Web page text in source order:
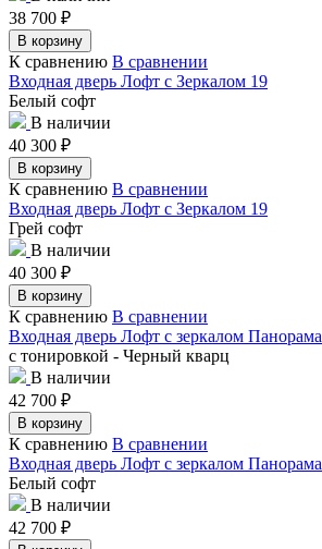
38 700 ₽
В корзину
К сравнению В сравнении
Входная дверь Лофт с Зеркалом 19
Белый софт
В наличии
40 300 ₽
В корзину
К сравнению В сравнении
Входная дверь Лофт с Зеркалом 19
Грей софт
В наличии
40 300 ₽
В корзину
К сравнению В сравнении
Входная дверь Лофт с зеркалом Панорама
с тонировкой - Черный кварц
В наличии
42 700 ₽
В корзину
К сравнению В сравнении
Входная дверь Лофт с зеркалом Панорама
Белый софт
В наличии
42 700 ₽